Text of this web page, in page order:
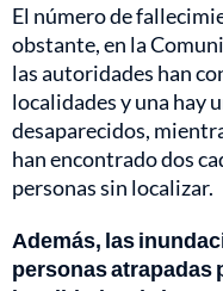
El número de
obstante, en la
las autoridades han
localidades y una hay
desaparecidos,
han encontrado dos
personas sin localizar.
Además, las
personas atrapadas